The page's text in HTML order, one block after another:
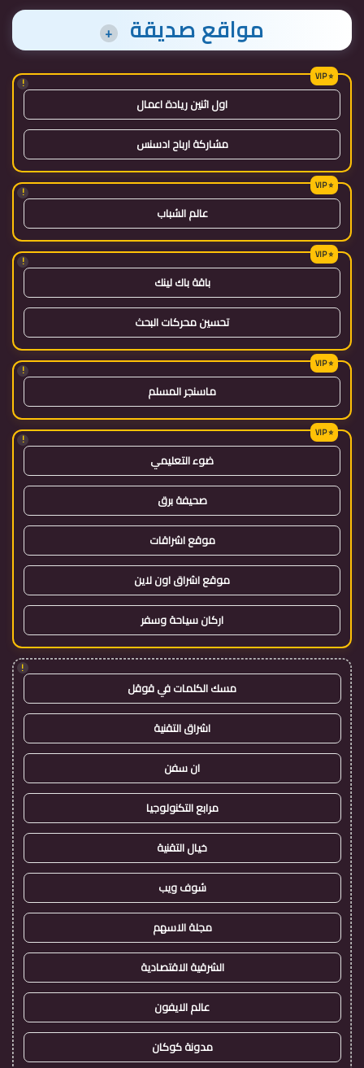
مواقع صديقة +
!
اول اثنين ريادة اعمال
مشاركة ارباح ادسنس
!
عالم الشباب
!
باقة باك لينك
تحسين محركات البحث
!
ماسنجر المسلم
!
ضوء التعليمي
صحيفة برق
موقع اشراقات
موقع اشراق اون لاين
اركان سياحة وسفر
!
مسك الكلمات في قوقل
اشراق التقنية
ان سفن
مرابع التكنولوجيا
خيال التقنية
شوف ويب
مجلة الاسهم
الشرقية الاقتصادية
عالم الايفون
مدونة كوكان